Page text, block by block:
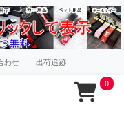
わせ 出荷追跡
0